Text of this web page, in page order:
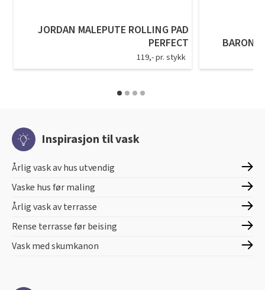
JORDAN MALEPUTE ROLLING PAD
PERFECT
119,- pr. stykk
BARON
Inspirasjon til vask
Årlig vask av hus utvendig
Vaske hus før maling
Årlig vask av terrasse
Rense terrasse før beising
Vask med skumkanon